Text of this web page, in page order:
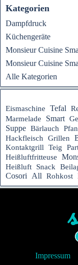
Kategorien
Dampfdruck
Küchengeräte
Monsieur Cuisine
Monsieur Cuisine
Alle Kategorien
Eismaschine Tefal
Marmelade Smart
Suppe Bärlauch
Hackfleisch
Grillen
Kontaktgrill Teig
Heißluftfritteuse
Heißluft
Snack
Cosori All Rohkost
Impressum